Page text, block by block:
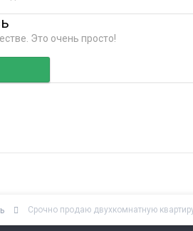
Это очень просто!
Срочно продаю двухкомнатную